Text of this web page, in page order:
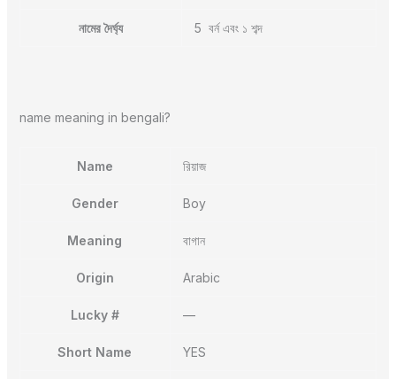
নামের দৈর্ঘ্য 5 বর্ন এবং ১ শব্দ
name meaning in bengali?
Name রিয়াজ
Gender Boy
Meaning বাগান
Origin Arabic
Lucky # —
Short Name YES